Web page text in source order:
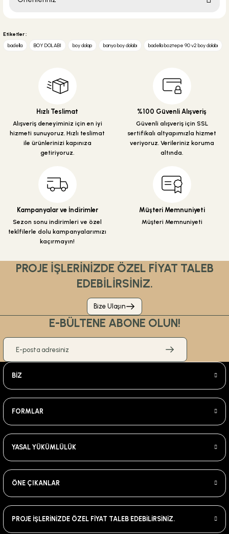
yetersiz gördüğünüz noktaları öneri formunu kullanarak tarafımıza
Görüş ve önerileriniz için teşekkür ederiz.
Ürün resmi kalitesiz, bozuk veya görüntülenemiyor.
Ürün açıklamasında eksik bilgiler bulunuyor.
Ürün fiyatı diğer sitelerden daha pahalı.
Bu ürüne benzer farklı alternatifler olmalı.
Etiketler :
badella
BOY DOLABI boy dolap banyo boy dolabı badella boztepe 90 v2 boy dolabı
Hızlı Teslimat
Alışveriş deneyiminiz için en iyi
hizmeti sunuyoruz. Hızlı teslimat
ile ürünlerinizi kapınıza
getiriyoruz.
%100 Güvenli Alışveriş
Güvenli alışveriş için SSL
sertifikalı altyapımızla hizmet
veriyoruz. Verileriniz koruma
altında.
Kampanyalar ve İndirimler
Sezon sonu indirimleri ve özel
teklfilerle dolu kampanyalarımızı
kaçırmayın!
Müşteri Memnuniyeti
Müşteri Memnuniyeti
PROJE İŞLERİNİZDE ÖZEL FİYAT TALEB
EDEBİLİRSİNİZ.
Bize Ulaşın
E-BÜLTENE ABONE OLUN!
BİZ
FORMLAR
YASAL YÜKÜMLÜLÜK
ÖNE ÇIKANLAR
PROJE İŞLERİNİZDE ÖZEL FİYAT TALEB EDEBİLİRSİNİZ.